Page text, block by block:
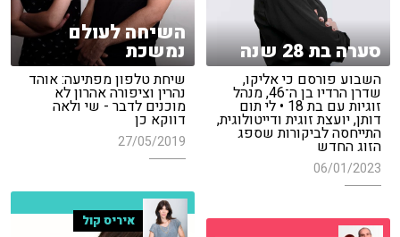
סערה בת 28 שנה
השבוע פורסם כי אליקו,
שדרן הרדיו בן ה־46, מנהל
זוגיות עם בת 18 • לי תום
דותן, יועצת זוגית ודייטולוגית,
התייחסה לביקורות שספג
הזוג החדש
06/01/2023
השיחה לעולם
נמשכת
שיחת טלפון מפתיעה: אוהד
נהרין וציפורה אהרון לא
מוכנים לדבר - שי ולאה
דווקא כן
27/05/2019
איריס קול